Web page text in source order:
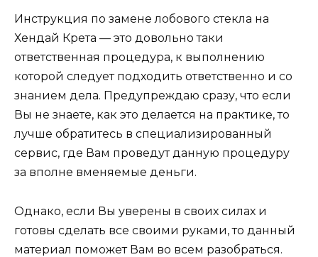
Инструкция по замене лобового стекла на
Хендай Крета — это довольно таки
ответственная процедура, к выполнению
которой следует подходить ответственно и со
знанием дела. Предупреждаю сразу, что если
Вы не знаете, как это делается на практике, то
лучше обратитесь в специализированный
сервис, где Вам проведут данную процедуру
за вполне вменяемые деньги.
Однако, если Вы уверены в своих силах и
готовы сделать все своими руками, то данный
материал поможет Вам во всем разобраться.